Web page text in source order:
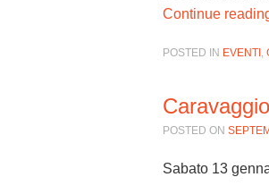
Continue
POSTED IN EVENTI ,
POSTED ON
Sabato 13